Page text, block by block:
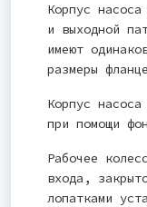
Корпус
и выходной
имеют
размеры
Корпус
при помощи
Рабочее
входа,
лопатками